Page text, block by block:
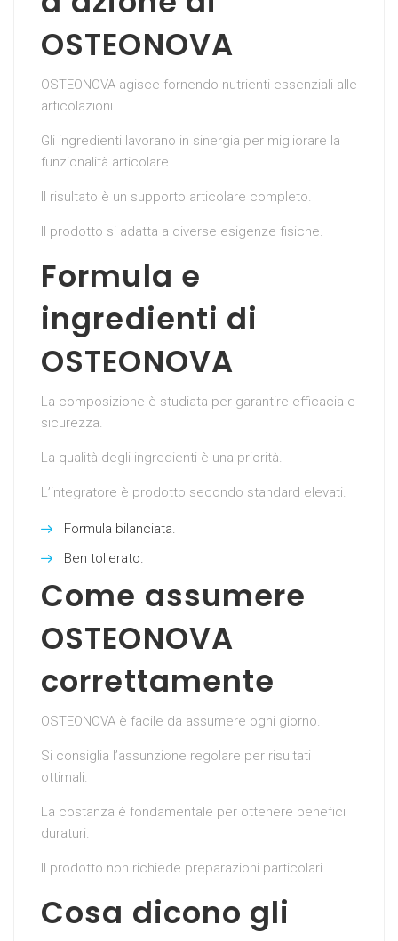
OSTEONOVA
OSTEONOVA agisce fornendo nutrienti essenziali alle
articolazioni.
Gli ingredienti lavorano in sinergia per migliorare la
funzionalità articolare.
Il risultato è un supporto articolare completo.
Il prodotto si adatta a diverse esigenze fisiche.
Formula e
ingredienti di
OSTEONOVA
La composizione è studiata per garantire efficacia e
sicurezza.
La qualità degli ingredienti è una priorità.
L’integratore è prodotto secondo standard elevati.
Formula bilanciata.
Ben tollerato.
Come assumere
OSTEONOVA
correttamente
OSTEONOVA è facile da assumere ogni giorno.
Si consiglia l’assunzione regolare per risultati
ottimali.
La costanza è fondamentale per ottenere benefici
duraturi.
Il prodotto non richiede preparazioni particolari.
Cosa dicono gli